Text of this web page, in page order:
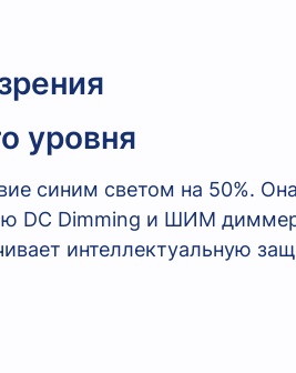
уровня
синим светом на 50%.
DC Dimming и ШИМ
интеллектуальную